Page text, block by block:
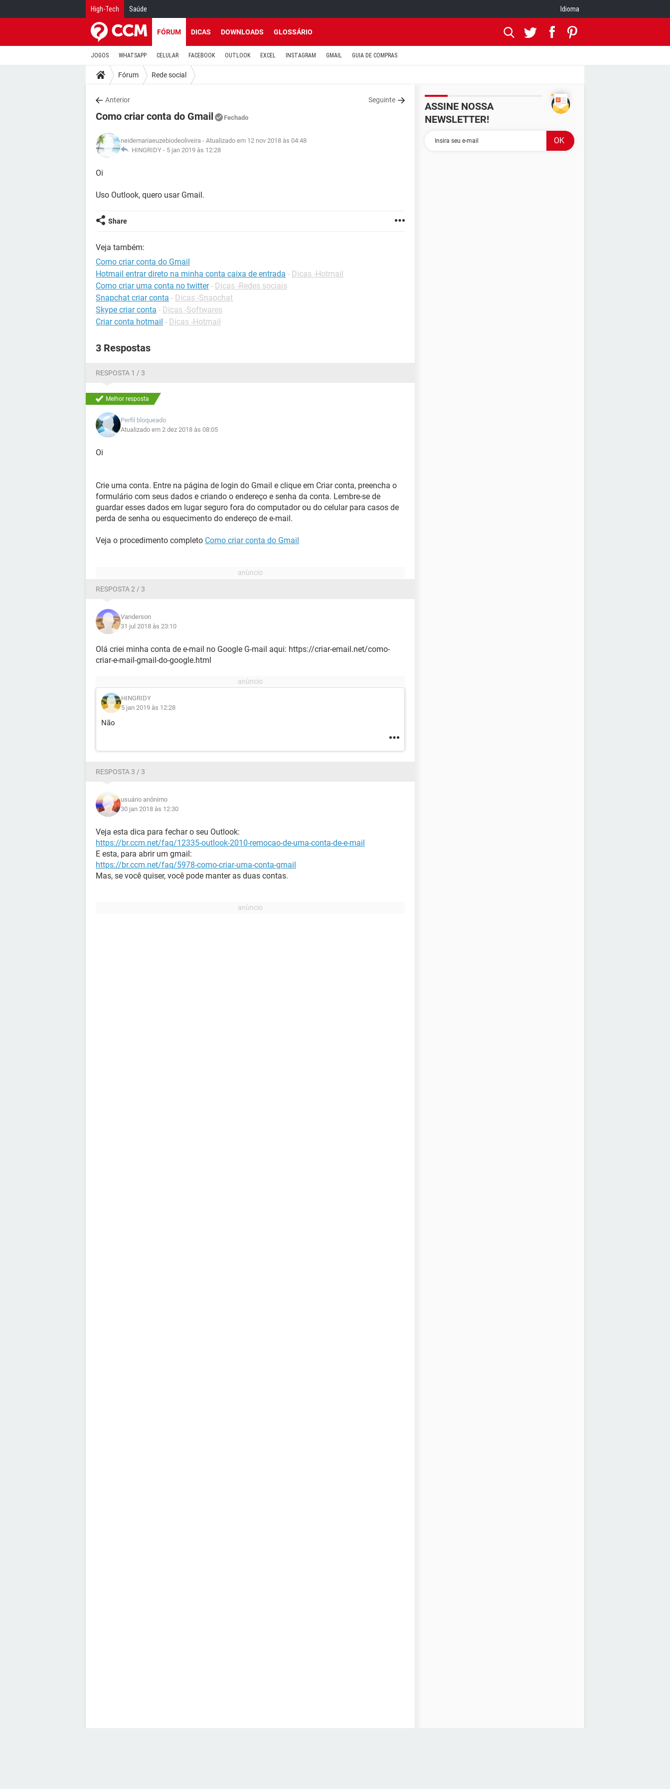
High-Tech Saúde Idioma
FÓRUM DICAS DOWNLOADS GLOSSÁRIO
JOGOS WHATSAPP CELULAR FACEBOOK OUTLOOK EXCEL INSTAGRAM GMAIL GUIA DE COMPRAS
Fórum Rede social
Anterior Seguinte
Como criar conta do Gmail Fechado
neidemariaeuzebiodeoliveira - Atualizado em 12 nov 2018 às 04:48
HINGRIDY - 5 jan 2019 às 12:28
Oi
Uso Outlook, quero usar Gmail.
Share
Veja também:
Como criar conta do Gmail
Hotmail entrar direto na minha conta caixa de entrada - Dicas -Hotmail
Como criar uma conta no twitter - Dicas -Redes sociais
Snapchat criar conta - Dicas -Snapchat
Skype criar conta - Dicas -Softwares
Criar conta hotmail - Dicas -Hotmail
3 Respostas
RESPOSTA 1 / 3
Melhor resposta
Perfil bloqueado
Atualizado em 2 dez 2018 às 08:05
Oi
Crie uma conta. Entre na página de login do Gmail e clique em Criar conta, preencha o
formulário com seus dados e criando o endereço e senha da conta. Lembre-se de
guardar esses dados em lugar seguro fora do computador ou do celular para casos de
perda de senha ou esquecimento do endereço de e-mail.
Veja o procedimento completo Como criar conta do Gmail
RESPOSTA 2 / 3
Vanderson
31 jul 2018 às 23:10
Olá criei minha conta de e-mail no Google G-mail aqui: https://criar-email.net/como-
criar-e-mail-gmail-do-google.html
HINGRIDY
5 jan 2019 às 12:28
Não
RESPOSTA 3 / 3
usuário anônimo
30 jan 2018 às 12:30
Veja esta dica para fechar o seu Outlook:
https://br.ccm.net/faq/12335-outlook-2010-remocao-de-uma-conta-de-e-mail
E esta, para abrir um gmail:
https://br.ccm.net/faq/5978-como-criar-uma-conta-gmail
Mas, se você quiser, você pode manter as duas contas.
ASSINE NOSSA
NEWSLETTER!